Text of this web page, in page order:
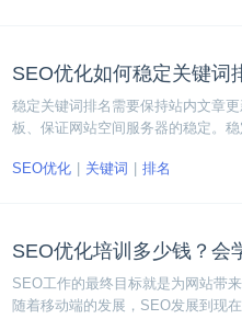
SEO优化如何稳定关键词
稳定关键词排名需要保持站内文章
板、保证网站空间服务器的稳定。
SEO优化
关键词 排名
SEO优化培训多少钱？会
SEO工作的最终目标就是为网站带
随着移动端的发展，SEO发展到现